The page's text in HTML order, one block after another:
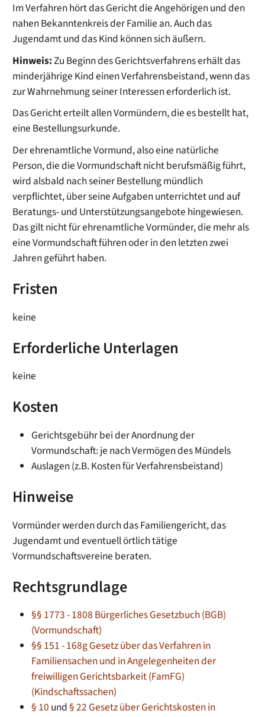
Im Verfahren hört das Gericht die Angehörigen und den
nahen Bekanntenkreis der Familie an. Auch das
Jugendamt und das Kind können sich äußern.
Hinweis:Zu Beginn des Gerichtsverfahrens erhält das
minderjährige Kind einen Verfahrensbeistand, wenn das
zur Wahrnehmung seiner Interessen erforderlich ist.
Das Gericht erteilt allen Vormündern, die es bestellt hat,
eine Bestellungsurkunde.
Der ehrenamtliche Vormund, also eine natürliche
Person, die die Vormundschaft nicht berufsmäßig führt,
wird alsbald nach seiner Bestellung mündlich
verpflichtet, über seine Aufgaben unterrichtet und auf
Beratungs- und Unterstützungsangebote hingewiesen.
Das gilt nicht für ehrenamtliche Vormünder, die mehr als
eine Vormundschaft führen oder in den letzten zwei
Jahren geführt haben.
Fristen
keine
Erforderliche Unterlagen
keine
Kosten
Gerichtsgebühr bei der Anordnung der
Vormundschaft: je nach Vermögen des Mündels
Auslagen (z.B. Kosten für Verfahrensbeistand)
Hinweise
Vormünder werden durch das Familiengericht, das
Jugendamt und eventuell örtlich tätige
Vormundschaftsvereine beraten.
Rechtsgrundlage
§§ 1773 - 1808 Bürgerliches Gesetzbuch (BGB)
(Vormundschaft)
§§ 151 - 168g Gesetz über das Verfahren in
Familiensachen und in Angelegenheiten der
freiwilligen Gerichtsbarkeit (FamFG)
(Kindschaftssachen)
§ 10 und§ 22 Gesetz über Gerichtskosten in